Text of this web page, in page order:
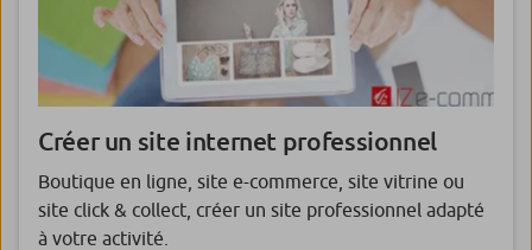
Créer un site internet professionnel
Boutique en ligne, site e-commerce, site vitrine ou
site click & collect, créer un site professionnel adapté
à votre activité.